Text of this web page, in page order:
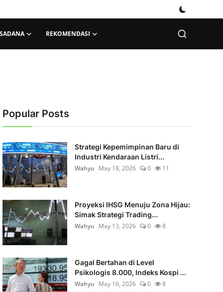
REKOMENDASI
Popular Posts
Strategi Kepemimpinan Baru di
Industri Kendaraan Listri...
Wahyu May 18, 2026 0 11
Proyeksi IHSG Menuju Zona Hijau:
Simak Strategi Trading...
Wahyu May 13, 2026 0 8
Gagal Bertahan di Level
Psikologis 8.000, Indeks Kospi ...
Wahyu May 16, 2026 0 8